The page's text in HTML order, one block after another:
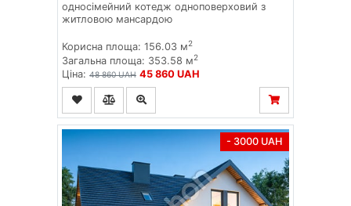
односімейний котедж одноповерховий з
житловою мансардою
Корисна площа: 156.03 м2
Загальна площа: 353.58 м2
Ціна: 48 860 UAH 45 860 UAH
- 3000 UAH